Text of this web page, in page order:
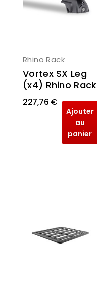
Rhino Rack
Vortex SX Leg
(x4) Rhino Rack
227,76 €
Ajouter
au
panier